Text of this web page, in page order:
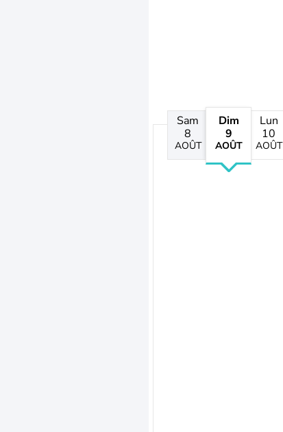
Sam
8
AOÛT
Dim
9
AOÛT
Lun
10
AOÛT